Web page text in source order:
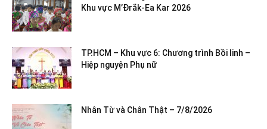
Khu vực M’Đrắk-Ea Kar 2026
TP.HCM – Khu vực 6: Chương trình Bồi linh –
Hiệp nguyện Phụ nữ
Nhân Từ và Chân Thật – 7/8/2026